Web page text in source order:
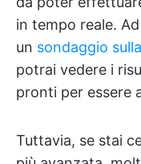
in tempo reale.
un sondaggio
potrai vedere i
pronti per essere
Tuttavia, se stai